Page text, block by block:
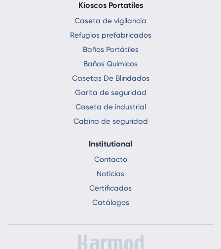
Kioscos Portatiles
Caseta de vigilancia
Refugios prefabricados
Baños Portátiles
Baños Químicos
Casetas De Blindados
Garita de seguridad
Caseta de industrial
Cabina de seguridad
Institutional
Contacto
Noticias
Certificados
Catálogos